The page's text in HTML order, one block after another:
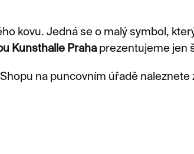
kovu. Jedná se o malý symbol,
Kunsthalle Prahaprezentujeme jen
na puncovním úřadě